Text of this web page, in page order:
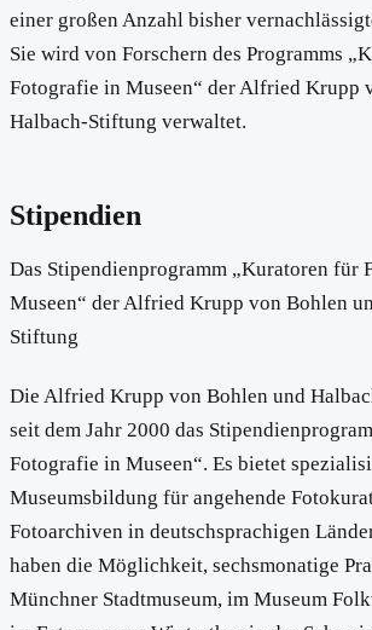
einer großen Anzahl bisher
Sie wird von Forschern des Programms
Fotografie in Museen“ der Alfried Krupp
Halbach-Stiftung verwaltet.
Stipendien
Das Stipendienprogramm „Kuratoren für
Museen“ der Alfried Krupp von Bohlen
Stiftung
Die Alfried Krupp von Bohlen und
seit dem Jahr 2000 das
Fotografie in Museen“. Es bietet
Museumsbildung für angehende
Fotoarchiven in deutschsprachigen
haben die Möglichkeit, sechsmonatige
Münchner Stadtmuseum, im Museum